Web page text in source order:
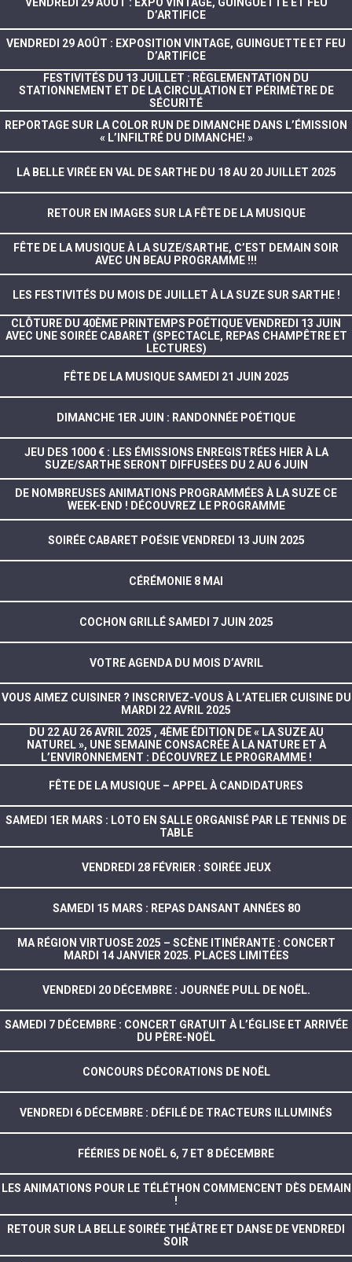
D’ARTIFICE
VENDREDI 29 AOÛT : EXPOSITION VINTAGE, GUINGUETTE ET FEU
D’ARTIFICE
FESTIVITÉS DU 13 JUILLET : RÈGLEMENTATION DU
STATIONNEMENT ET DE LA CIRCULATION ET PÉRIMÈTRE DE
SÉCURITÉ
REPORTAGE SUR LA COLOR RUN DE DIMANCHE DANS L’ÉMISSION
« L’INFILTRÉ DU DIMANCHE! »
LA BELLE VIRÉE EN VAL DE SARTHE DU 18 AU 20 JUILLET 2025
RETOUR EN IMAGES SUR LA FÊTE DE LA MUSIQUE
FÊTE DE LA MUSIQUE À LA SUZE/SARTHE, C’EST DEMAIN SOIR
AVEC UN BEAU PROGRAMME !!!
LES FESTIVITÉS DU MOIS DE JUILLET À LA SUZE SUR SARTHE !
CLÔTURE DU 40ÈME PRINTEMPS POÉTIQUE VENDREDI 13 JUIN
AVEC UNE SOIRÉE CABARET (SPECTACLE, REPAS CHAMPÊTRE ET
LECTURES)
FÊTE DE LA MUSIQUE SAMEDI 21 JUIN 2025
DIMANCHE 1ER JUIN : RANDONNÉE POÉTIQUE
JEU DES 1000 € : LES ÉMISSIONS ENREGISTRÉES HIER À LA
SUZE/SARTHE SERONT DIFFUSÉES DU 2 AU 6 JUIN
DE NOMBREUSES ANIMATIONS PROGRAMMÉES À LA SUZE CE
WEEK-END ! DÉCOUVREZ LE PROGRAMME
SOIRÉE CABARET POÉSIE VENDREDI 13 JUIN 2025
CÉRÉMONIE 8 MAI
COCHON GRILLÉ SAMEDI 7 JUIN 2025
VOTRE AGENDA DU MOIS D’AVRIL
VOUS AIMEZ CUISINER ? INSCRIVEZ-VOUS À L’ATELIER CUISINE DU
MARDI 22 AVRIL 2025
DU 22 AU 26 AVRIL 2025 , 4ÈME ÉDITION DE « LA SUZE AU
NATUREL », UNE SEMAINE CONSACRÉE À LA NATURE ET À
L’ENVIRONNEMENT : DÉCOUVREZ LE PROGRAMME !
FÊTE DE LA MUSIQUE – APPEL À CANDIDATURES
SAMEDI 1ER MARS : LOTO EN SALLE ORGANISÉ PAR LE TENNIS DE
TABLE
VENDREDI 28 FÉVRIER : SOIRÉE JEUX
SAMEDI 15 MARS : REPAS DANSANT ANNÉES 80
MA RÉGION VIRTUOSE 2025 – SCÈNE ITINÉRANTE : CONCERT
MARDI 14 JANVIER 2025. PLACES LIMITÉES
VENDREDI 20 DÉCEMBRE : JOURNÉE PULL DE NOËL.
SAMEDI 7 DÉCEMBRE : CONCERT GRATUIT À L’ÉGLISE ET ARRIVÉE
DU PÈRE-NOËL
CONCOURS DÉCORATIONS DE NOËL
VENDREDI 6 DÉCEMBRE : DÉFILÉ DE TRACTEURS ILLUMINÉS
FÉÉRIES DE NOËL 6, 7 ET 8 DÉCEMBRE
LES ANIMATIONS POUR LE TÉLÉTHON COMMENCENT DÈS DEMAIN
!
RETOUR SUR LA BELLE SOIRÉE THÉÂTRE ET DANSE DE VENDREDI
SOIR